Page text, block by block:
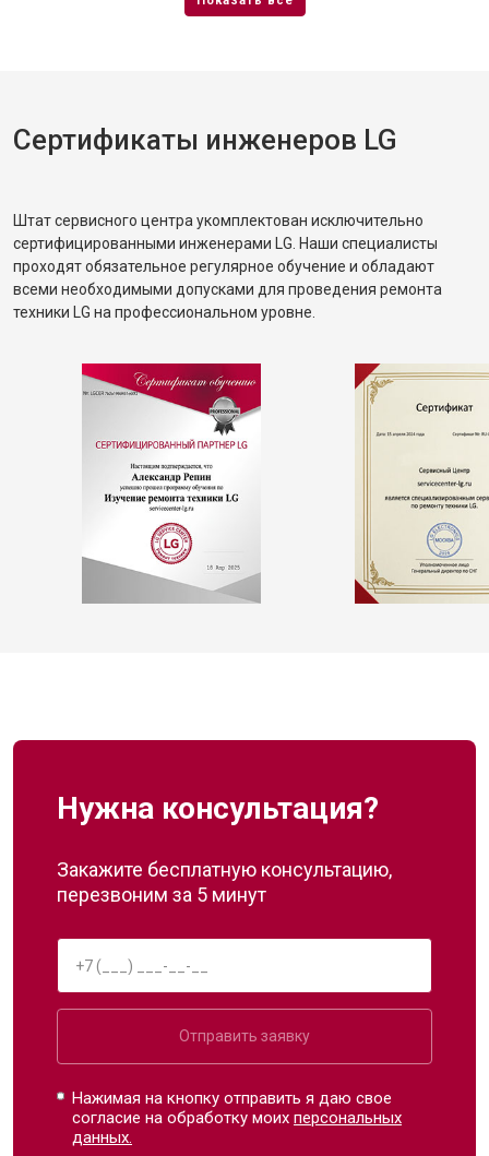
Сертификаты инженеров LG
Штат сервисного центра укомплектован исключительно
сертифицированными инженерами LG. Наши специалисты
проходят обязательное регулярное обучение и обладают
всеми необходимыми допусками для проведения ремонта
техники LG на профессиональном уровне.
Нужна консультация?
Закажите бесплатную консультацию,
перезвоним за 5 минут
Отправить заявку
Нажимая на кнопку отправить я даю свое
согласие на обработку моихперсональных
данных.